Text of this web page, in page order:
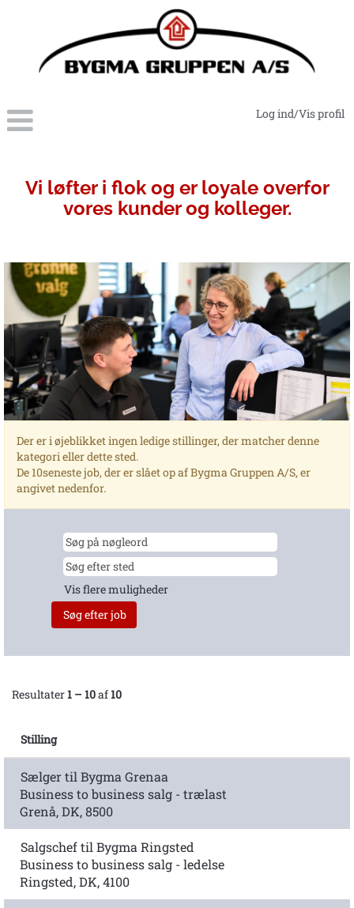
Log ind/Vis profil
Vi løfter i flok og er loyale overfor
vores kunder og kolleger.
Der er i øjeblikket ingen ledige stillinger, der matcher denne
kategori eller dette sted.
De 10seneste job, der er slået op af Bygma Gruppen A/S, er
angivet nedenfor.
Vis flere muligheder
Resultater1 – 10af10
Stilling
Sælger til Bygma Grenaa
Business to business salg - trælast
Grenå, DK, 8500
Salgschef til Bygma Ringsted
Business to business salg - ledelse
Ringsted, DK, 4100